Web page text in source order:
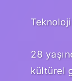
28
kültürel